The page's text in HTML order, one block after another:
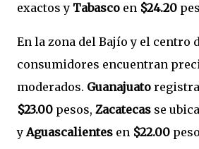
exactos y Tabasco en $24.20
En la zona del Bajío y el centro
consumidores encuentran
moderados. Guanajuato
$23.00 pesos, Zacatecas se
yAguascalientes en $22.00